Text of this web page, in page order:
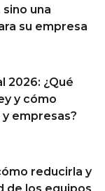
una
su empresa
2026: ¿Qué
y cómo
empresas?
reducirla y